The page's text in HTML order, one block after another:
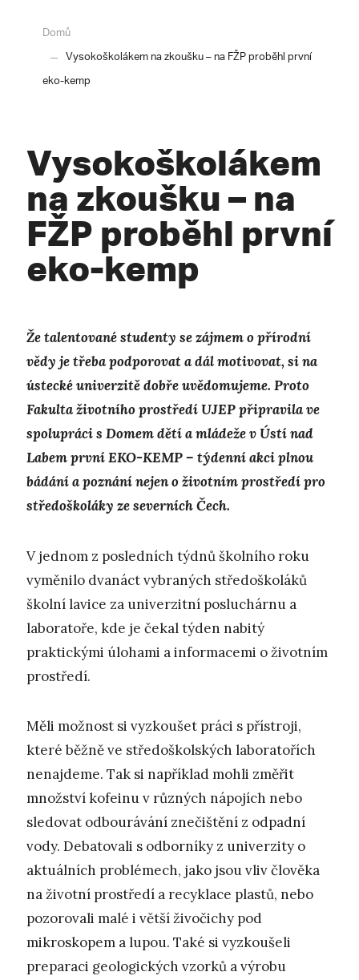
Domů
Vysokoškolákem na zkoušku – na FŽP proběhl první
eko-kemp
Vysokoškolákem
na zkoušku – na
FŽP proběhl první
eko-kemp
Že talentované studenty se zájmem o přírodní
vědy je třeba podporovat a dál motivovat, si na
ústecké univerzitě dobře uvědomujeme. Proto
Fakulta životního prostředí UJEP připravila ve
spolupráci s Domem dětí a mládeže v Ústí nad
Labem první EKO-KEMP – týdenní akci plnou
bádání a poznání nejen o životním prostředí pro
středoškoláky ze severních Čech.
V jednom z posledních týdnů školního roku
vyměnilo dvanáct vybraných středoškoláků
školní lavice za univerzitní posluchárnu a
laboratoře, kde je čekal týden nabitý
praktickými úlohami a informacemi o životním
prostředí.
Měli možnost si vyzkoušet práci s přístroji,
které běžně ve středoškolských laboratořích
nenajdeme. Tak si například mohli změřit
množství kofeinu v různých nápojích nebo
sledovat odbourávání znečištění z odpadní
vody. Debatovali s odborníky z univerzity o
aktuálních problémech, jako jsou vliv člověka
na životní prostředí a recyklace plastů, nebo
pozorovali malé i větší živočichy pod
mikroskopem a lupou. Také si vyzkoušeli
preparaci geologických vzorků a výrobu